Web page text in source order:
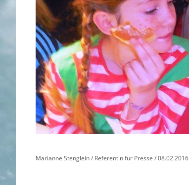
Marianne Stenglein / Referentin für Presse / 08.02.2016